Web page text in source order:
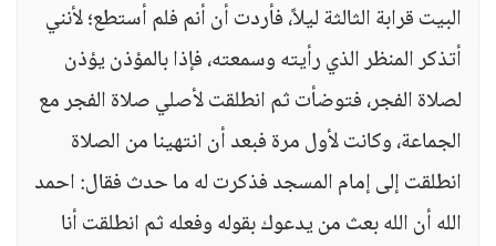
البيت قرابة الثالثة ليلاً، فأردت أن أنم فلم أستطع؛ لأنني
أتذكر المنظر الذي رأيته وسمعته، فإذا بالمؤذن يؤذن
لصلاة الفجر، فتوضأت ثم انطلقت لأصلي صلاة الفجر مع
الجماعة، وكانت لأول مرة فبعد أن انتهينا من الصلاة
انطلقت إلى إمام المسجد فذكرت له ما حدث فقال: احمد
الله أن الله بعث من يدعوك بقوله وفعله ثم انطلقت أنا